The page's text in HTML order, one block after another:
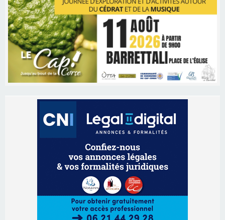
Les brèves
Ucciani – Marché des producteurs à Cruculi le
Corte – L’association A Nuciola organise une
projection sous les étoiles